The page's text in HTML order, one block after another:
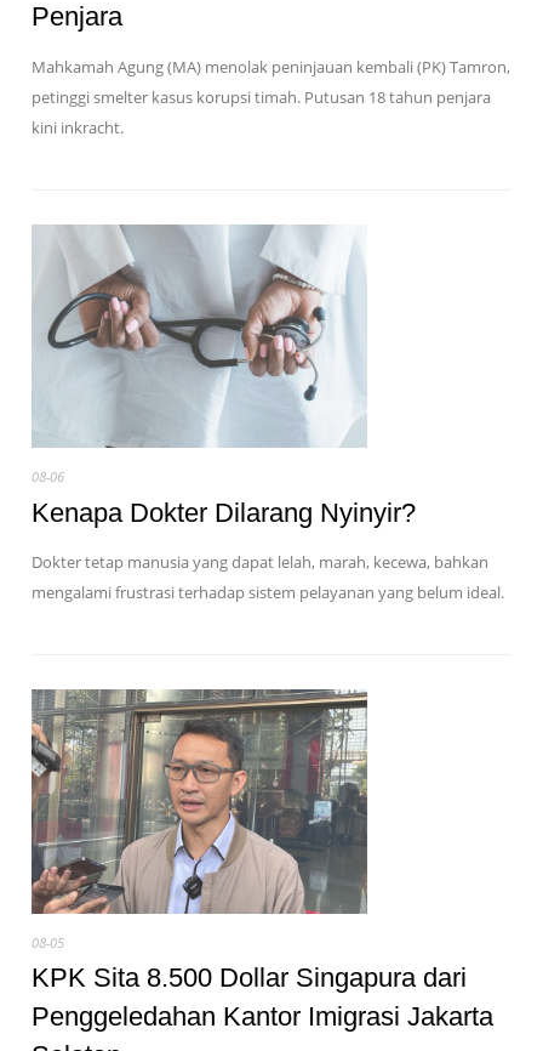
Penjara
Mahkamah Agung (MA) menolak peninjauan kembali (PK) Tamron,
petinggi smelter kasus korupsi timah. Putusan 18 tahun penjara
kini inkracht.
08-06
Kenapa Dokter Dilarang Nyinyir?
Dokter tetap manusia yang dapat lelah, marah, kecewa, bahkan
mengalami frustrasi terhadap sistem pelayanan yang belum ideal.
08-05
KPK Sita 8.500 Dollar Singapura dari
Penggeledahan Kantor Imigrasi Jakarta